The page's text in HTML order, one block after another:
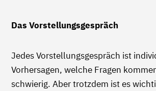
Das Vorstellungsgespräch
Jedes Vorstellungsgespräch ist
Vorhersagen, welche Fragen
schwierig. Aber trotzdem ist es